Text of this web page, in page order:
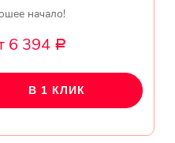
начало!
6 394 Р
В 1 КЛИК